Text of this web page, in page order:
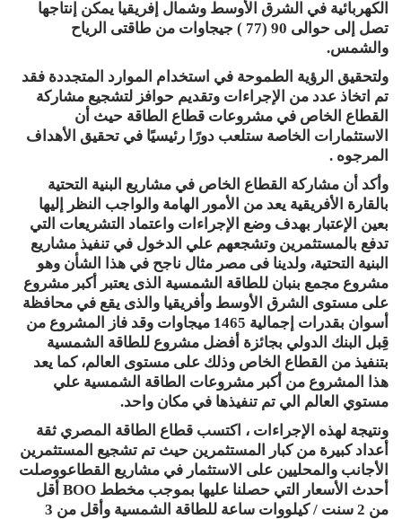
الكهربائية في الشرق الأوسط وشمال إفريقيا يمكن إنتاجها
تصل إلى حوالى 90 (77 ) جيجاوات من طاقتى الرياح
والشمس.
ولتحقيق الرؤية الطموحة في استخدام الموارد المتجددة فقد
تم اتخاذ عدد من الإجراءات وتقديم حوافز لتشجيع مشاركة
القطاع الخاص في مشروعات قطاع الطاقة حيث أن
الاستثمارات الخاصة ستلعب دورًا رئيسيًا في تحقيق الأهداف
المرجوه .
وأكد أن مشاركة القطاع الخاص في مشاريع البنية التحتية
بالقارة الأفريقية يعد من الأمور الهامة والواجب النظر إليها
بعين الإعتبار بهدف وضع الإجراءات واعتماد التشريعات التي
تدفع بالمستثمرين وتشجعهم علي الدخول في تنفيذ مشاريع
البنية التحتية، ولدينا فى مصر مثال ناجح في هذا الشأن وهو
مشروع مجمع بنبان للطاقة الشمسية الذى يعتبر أكبر مشروع
على مستوى الشرق الأوسط وأفريقيا والذى يقع في محافظة
أسوان بقدرات إجمالية 1465 ميجاوات وقد فاز المشروع من
قِبل البنك الدولي بجائزة أفضل مشروع للطاقة الشمسية
بتنفيذ من القطاع الخاص وذلك على مستوى العالم، كما يعد
هذا المشروع من أكبر مشروعات الطاقة الشمسية علي
مستوي العالم الي تم تنفيذها في مكان واحد.
ونتيجة لهذه الإجراءات ، اكتسب قطاع الطاقة المصري ثقة
أعداد كبيرة من كبار المستثمرين حيث تم تشجيع المستثمرين
الأجانب والمحليين على الاستثمار في مشاريع القطاعووصلت
أحدث الأسعار التي حصلنا عليها بموجب مخطط BOO أقل
من 2 سنت / كيلووات ساعة للطاقة الشمسية وأقل من 3